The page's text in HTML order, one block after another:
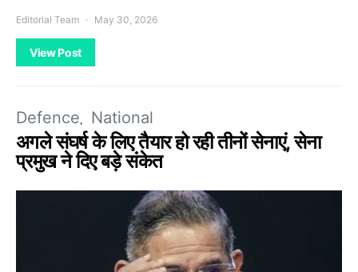
Editorial Team May 30, 2026
View Post
Defence National
अगले संघर्ष के लिए तैयार हो रही तीनों सेनाएं, सेना
प्रमुख ने दिए बड़े संकेत